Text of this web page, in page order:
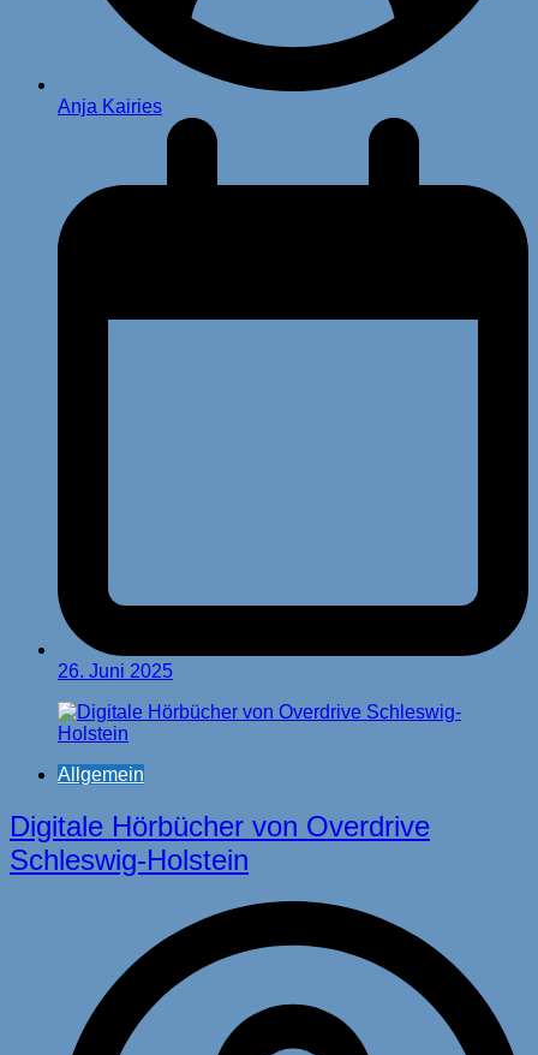
Anja Kairies
26. Juni 2025
Allgemein
Digitale Hörbücher von Overdrive
Schleswig-Holstein